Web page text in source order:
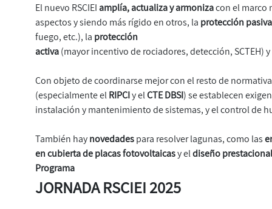
El nuevo RSCIEIamplía, actualiza y armonizacon el marco
aspectos y siendo más rígido en otros, la protección
fuego, etc.), la protección
activa(mayor incentivo de rociadores, detección, SCTEH)
Con objeto de coordinarse mejor con el resto de normativa
(especialmente elRIPCIy elCTE DBSI) se establecen
instalación y mantenimiento de sistemas, y el control de
También haynovedadespara resolver lagunas, como las
en cubierta de placas fotovoltaicasy eldiseño
Programa
JORNADA RSCIEI 2025